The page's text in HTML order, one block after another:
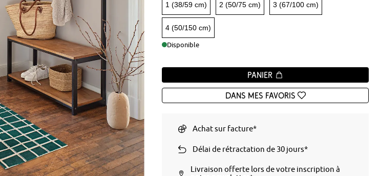
1 (38/59 cm) 2 (50/75 cm) 3 (67/100 cm)
4 (50/150 cm)
Disponible
Panier
Dans mes favoris
Achat sur facture*
Délai de rétractation de 30 jours*
Livraison offerte lors de votre inscription à